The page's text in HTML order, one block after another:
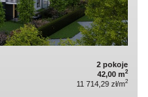
2 pokoje
42,00 m2
11 714,29 zł/m2